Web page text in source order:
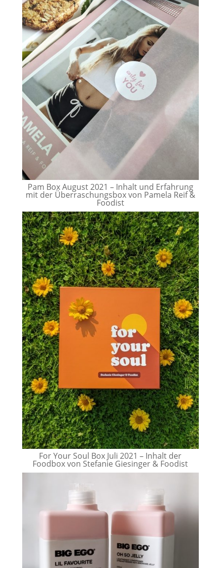
Pam Box August 2021 – Inhalt und Erfahrung
mit der Überraschungsbox von Pamela Reif &
Foodist
For Your Soul Box Juli 2021 – Inhalt der
Foodbox von Stefanie Giesinger & Foodist